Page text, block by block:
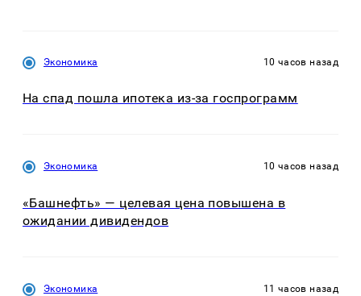
Экономика 10 часов назад
На спад пошла ипотека из-за госпрограмм
Экономика 10 часов назад
«Башнефть» — целевая цена повышена в
ожидании дивидендов
Экономика 11 часов назад